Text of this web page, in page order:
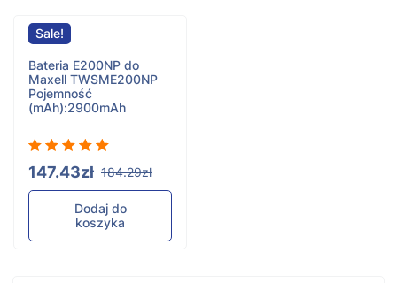
Sale!
Bateria E200NP do
Maxell TWSME200NP
Pojemność
(mAh):2900mAh
147.43zł 184.29zł
Dodaj do
koszyka